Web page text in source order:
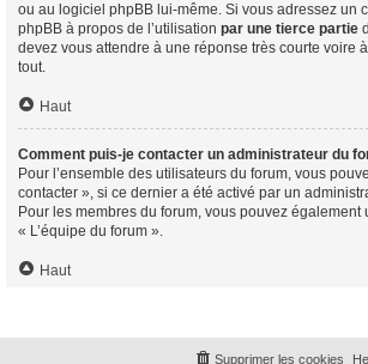
ou au logiciel phpBB lui-même. Si vous adressez un
phpBB à propos de l’utilisation par une tierce partie
devez vous attendre à une réponse très courte voire
tout.
Haut
Comment puis-je contacter un administrateur du
Pour l’ensemble des utilisateurs du forum, vous
contacter », si ce dernier a été activé par un
Pour les membres du forum, vous pouvez également
« L’équipe du forum ».
Haut
Supprimer les cookies